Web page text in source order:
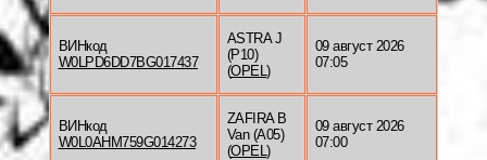
ВИНкод
W0LPD6DD7BG017437
ASTRA J
(P10)
(OPEL)
09 август 2026
07:05
ВИНкод
W0L0AHM759G014273
ZAFIRA B
Van (A05)
(OPEL)
09 август 2026
07:00